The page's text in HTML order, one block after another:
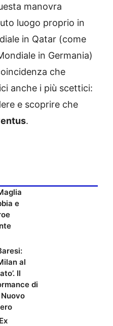
manovra
luogo proprio in
in Qatar (come
in Germania)
che
anche i più scettici:
e scoprire che
.
e
al
Il
di